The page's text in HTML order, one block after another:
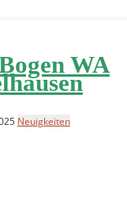
WA
Neuigkeiten